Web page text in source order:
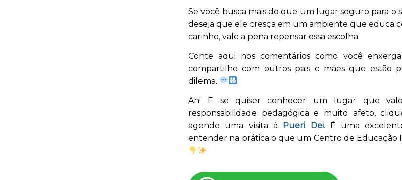
Se você busca mais do que um lugar seguro para o
deseja que ele cresça em um ambiente que educa
carinho, vale a pena repensar essa escolha.
Conte aqui nos comentários como você
compartilhe com outros pais e mães que estão
dilema.
Ah! E se quiser conhecer um lugar que
responsabilidade pedagógica e muito afeto,
agende uma visita à
Pueri Dei. É uma
entender na prática o que um Centro de Educação